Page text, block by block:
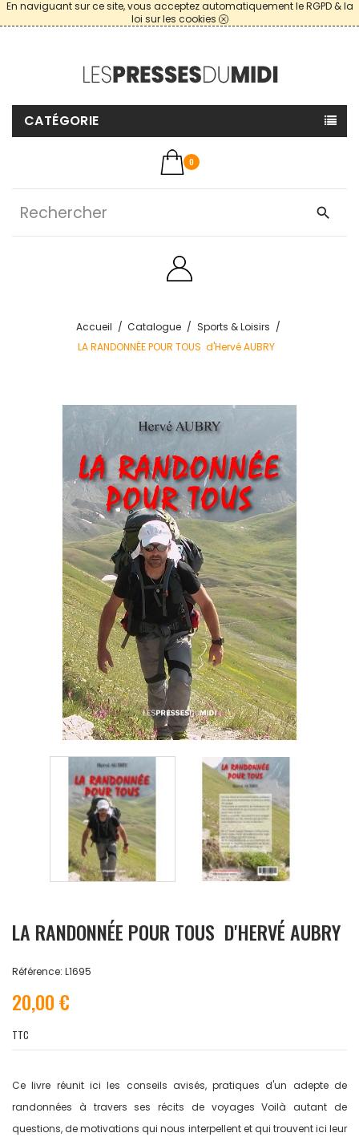
En naviguant sur ce site, vous acceptez automatiquement le RGPD & la
loi sur les cookies
CATÉGORIE
0
search
Accueil Catalogue
Sports & Loisirs
LA RANDONNÉE POUR TOUS d'Hervé AUBRY
LA RANDONNÉE POUR TOUS D'HERVÉ AUBRY
Référence: L1695
20,00 €
TTC
Ce livre réunit ici les conseils avisés, pratiques d'un adepte de
randonnées à travers ses récits de voyages Voilà autant de
questions, de motivations qui nous interpellent et qui trouvent ici leur